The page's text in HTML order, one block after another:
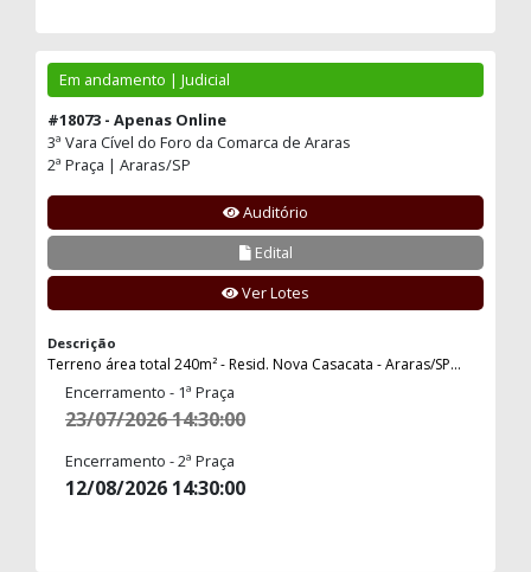
Em andamento | Judicial
#18073 - Apenas Online
3ª Vara Cível do Foro da Comarca de Araras
2ª Praça | Araras/SP
Auditório
Edital
Ver Lotes
Descrição
Terreno área total 240m² - Resid. Nova Casacata - Araras/SP...
Encerramento - 1ª Praça
23/07/2026 14:30:00
Encerramento - 2ª Praça
12/08/2026 14:30:00